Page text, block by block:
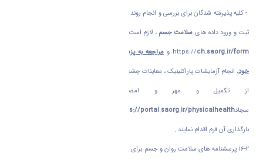
- کلیه پذیرفته شدگان برای بررسی و انجام روند پایش سلامت و به منظور الکترونیکی نمودن و
ثبت و ورود داده های سلامت جسم ، لازم است پس از دریافت فرم معاینات پزشکی در آدرس
https://ch.saorg.ir/form ومراجعه به پزشک یا مراکز بهداشت و درمان محل زندگی
خود، انجام آزمایشات پاراکلینیک ، معاینات چشم پزشکی ، دندانپزشکی و پزشک عمومی و پس
از تکمیل و مهر و امضای فرم مربوطه به سامانه
سجادhttps://portal.saorg.ir/physicalhealth
بارگذاری آن فرم اقدام نمایند .
16-2 پرسشنامه های سلامت روان و جسم برای تکمیل اطلاعات واحدهای مربوطه جهت انجام